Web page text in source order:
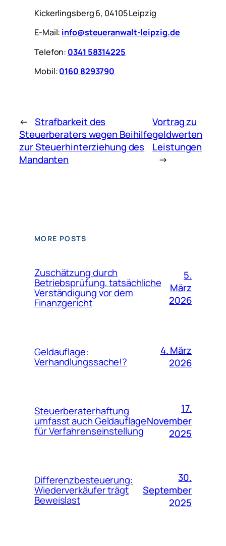
Kickerlingsberg 6, 04105 Leipzig
E-Mail: info@steueranwalt-leipzig.de
Telefon: 0341 58314225
Mobil:0160 8293790
← Strafbarkeit des
Steuerberaters wegen Beihilfe
zur Steuerhinterziehung des
Mandanten
Vortrag zu
geldwerten
Leistungen
→
MORE POSTS
Zuschätzung durch
Betriebsprüfung, tatsächliche
Verständigung vor dem
Finanzgericht
5.
März
2026
Geldauflage:
Verhandlungssache!?
4. März
2026
Steuerberaterhaftung
umfasst auch Geldauflage
für Verfahrenseinstellung
17.
November
2025
Differenzbesteuerung:
Wiederverkäufer trägt
Beweislast
30.
September
2025